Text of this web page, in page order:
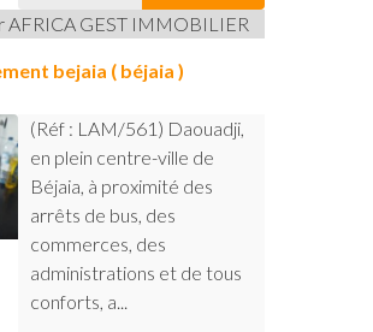
AFRICA GEST IMMOBILIER
bejaia ( béjaia )
(Réf : LAM/561) Daouadji,
en plein centre-ville de
Béjaia, à proximité des
arrêts de bus, des
commerces, des
administrations et de tous
conforts, a...